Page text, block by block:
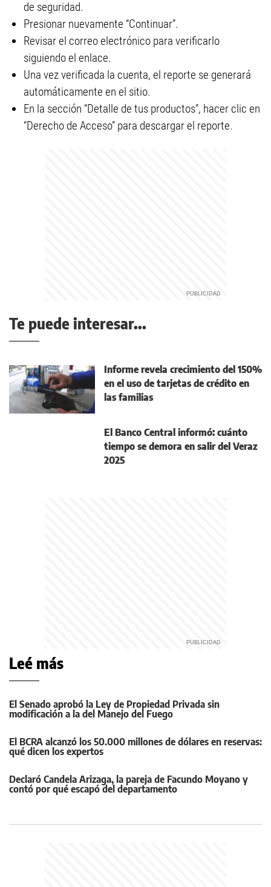
de seguridad.
Presionar nuevamente “Continuar”.
Revisar el correo electrónico para verificarlo
siguiendo el enlace.
Una vez verificada la cuenta, el reporte se generará
automáticamente en el sitio.
En la sección “Detalle de tus productos”, hacer clic en
“Derecho de Acceso” para descargar el reporte.
Te puede interesar...
Informe revela crecimiento del 150%
en el uso de tarjetas de crédito en
las familias
El Banco Central informó: cuánto
tiempo se demora en salir del Veraz
2025
Leé más
El Senado aprobó la Ley de Propiedad Privada sin
modificación a la del Manejo del Fuego
El BCRA alcanzó los 50.000 millones de dólares en reservas:
qué dicen los expertos
Declaró Candela Arizaga, la pareja de Facundo Moyano y
contó por qué escapó del departamento